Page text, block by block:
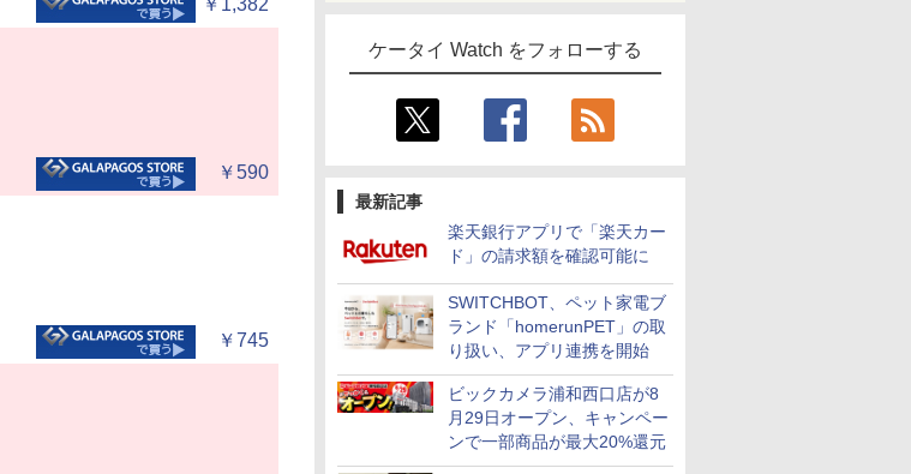
ケータイ Watch をフォローする
最新記事
楽天銀行アプリで「楽天カー
ド」の請求額を確認可能に
SWITCHBOT、ペット家電ブ
ランド「homerunPET」の取
り扱い、アプリ連携を開始
ビックカメラ浦和西口店が8
月29日オープン、キャンペー
ンで一部商品が最大20%還元
￥1,382
￥590
￥745